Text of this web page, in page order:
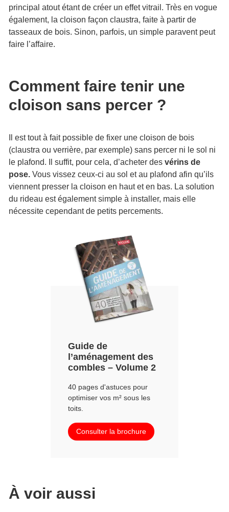
principal atout étant de créer un effet vitrail. Très en vogue
également, la cloison façon claustra, faite à partir de
tasseaux de bois. Sinon, parfois, un simple paravent peut
faire l’affaire.
Comment faire tenir une
cloison sans percer ?
Il est tout à fait possible de fixer une cloison de bois
(claustra ou verrière, par exemple) sans percer ni le sol ni
le plafond. Il suffit, pour cela, d’acheter des vérins de
pose. Vous vissez ceux-ci au sol et au plafond afin qu’ils
viennent presser la cloison en haut et en bas. La solution
du rideau est également simple à installer, mais elle
nécessite cependant de petits percements.
Guide de
l’aménagement des
combles – Volume 2
40 pages d'astuces pour
optimiser vos m² sous les
toits.
Consulter la brochure
À voir aussi